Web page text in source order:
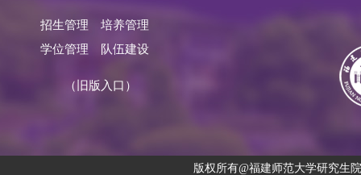
招生管理
培养管理
学位管理
队伍建设
（旧版入口）
版权所有@福建师范大学研究